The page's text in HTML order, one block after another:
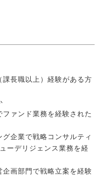
課長職以上）経験がある方
ファンド業務を経験された
グ企業で戦略コンサルティ
ーデリジェンス業務を経
企画部門で戦略立案を経験